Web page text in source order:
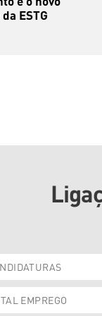
ESTG
EMPREGO